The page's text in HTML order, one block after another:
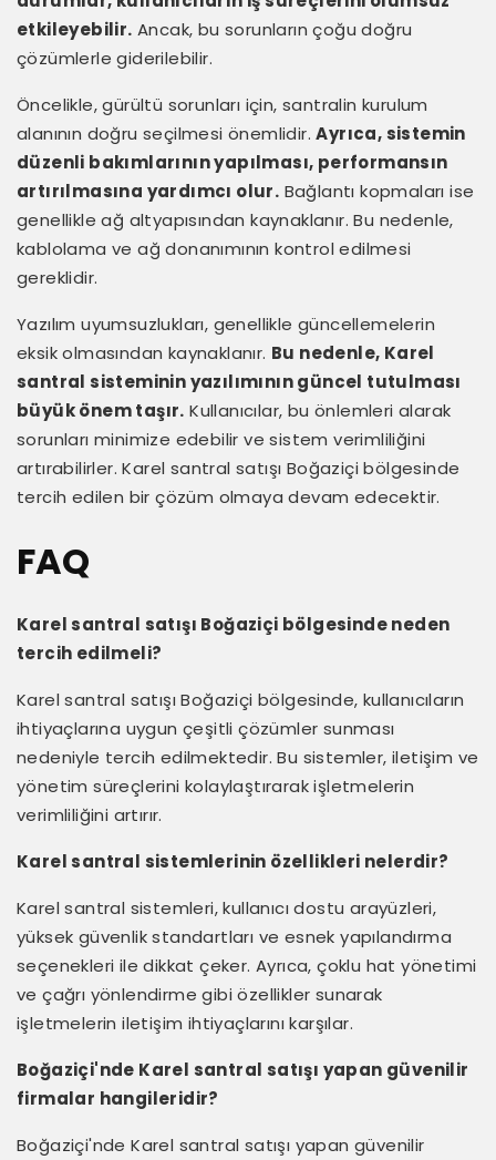
etkileyebilir. Ancak, bu sorunların çoğu doğru
çözümlerle giderilebilir.
Öncelikle, gürültü sorunları için, santralin kurulum
alanının doğru seçilmesi önemlidir.Ayrıca, sistemin
düzenli bakımlarının yapılması, performansın
artırılmasına yardımcı olur. Bağlantı kopmaları ise
genellikle ağ altyapısından kaynaklanır. Bu nedenle,
kablolama ve ağ donanımının kontrol edilmesi
gereklidir.
Yazılım uyumsuzlukları, genellikle güncellemelerin
eksik olmasından kaynaklanır. Bu nedenle, Karel
santral sisteminin yazılımının güncel tutulması
büyük önem taşır. Kullanıcılar, bu önlemleri alarak
sorunları minimize edebilir ve sistem verimliliğini
artırabilirler. Karel santral satışı Boğaziçi bölgesinde
tercih edilen bir çözüm olmaya devam edecektir.
FAQ
Karel santral satışı Boğaziçi bölgesinde neden
tercih edilmeli?
Karel santral satışı Boğaziçi bölgesinde, kullanıcıların
ihtiyaçlarına uygun çeşitli çözümler sunması
nedeniyle tercih edilmektedir. Bu sistemler, iletişim ve
yönetim süreçlerini kolaylaştırarak işletmelerin
verimliliğini artırır.
Karel santral sistemlerinin özellikleri nelerdir?
Karel santral sistemleri, kullanıcı dostu arayüzleri,
yüksek güvenlik standartları ve esnek yapılandırma
seçenekleri ile dikkat çeker. Ayrıca, çoklu hat yönetimi
ve çağrı yönlendirme gibi özellikler sunarak
işletmelerin iletişim ihtiyaçlarını karşılar.
Boğaziçi'nde Karel santral satışı yapan güvenilir
firmalar hangileridir?
Boğaziçi'nde Karel santral satışı yapan güvenilir